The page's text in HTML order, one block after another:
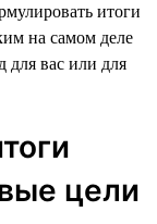
итоги
на самом деле
вас или для
цели